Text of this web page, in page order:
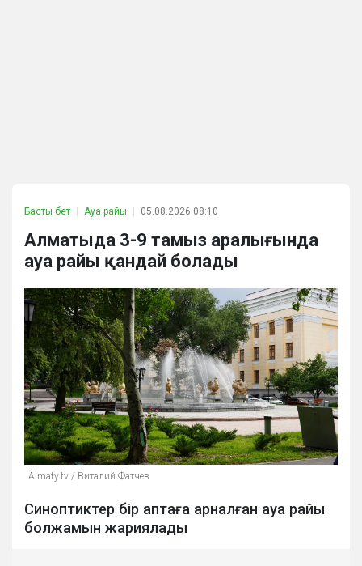
Басты бет Ауа райы 05.08.2026 08:10
Алматыда 3-9 тамыз аралығында
ауа райы қандай болады
Аlmaty.tv / Виталий Фатчев
Синоптиктер бір аптаға арналған ауа райы
болжамын жариялады